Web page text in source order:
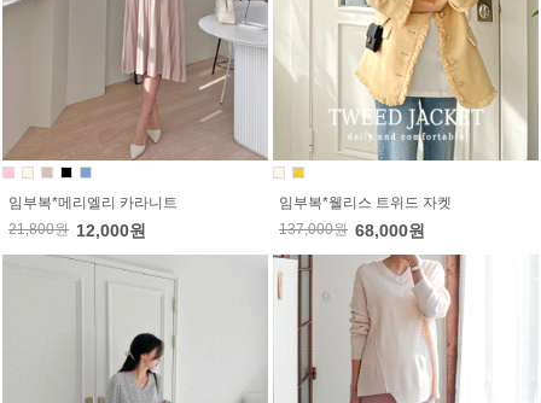
임부복*메리엘리 카라니트
21,800원 12,000원
임부복*웰리스 트위드 자켓
137,000원 68,000원